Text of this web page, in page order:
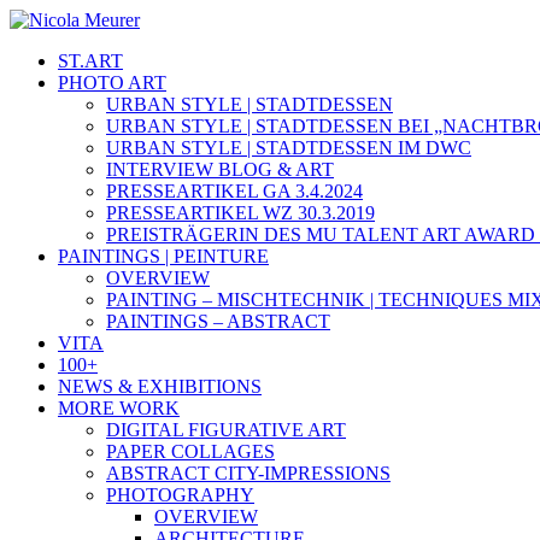
ST.ART
PHOTO ART
URBAN STYLE | STADTDESSEN
URBAN STYLE | STADTDESSEN BEI
URBAN STYLE | STADTDESSEN IM DWC
INTERVIEW BLOG & ART
PRESSEARTIKEL GA 3.4.2024
PRESSEARTIKEL WZ 30.3.2019
PREISTRÄGERIN DES MU TALENT ART AWARD
PAINTINGS | PEINTURE
OVERVIEW
PAINTING – MISCHTECHNIK | TECHNIQUES
PAINTINGS – ABSTRACT
VITA
100+
NEWS & EXHIBITIONS
MORE WORK
DIGITAL FIGURATIVE ART
PAPER COLLAGES
ABSTRACT CITY-IMPRESSIONS
PHOTOGRAPHY
OVERVIEW